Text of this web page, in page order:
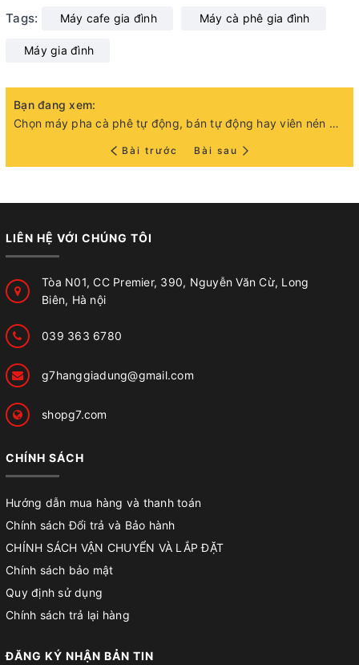
Tags: Máy cafe gia đình Máy cà phê gia đình
Máy gia đình
Bạn đang xem:
Chọn máy pha cà phê tự động, bán tự động hay viên nén dùng trong gia đình
Bài trước Bài sau
LIÊN HỆ VỚI CHÚNG TÔI
Tòa N01, CC Premier, 390, Nguyễn Văn Cừ, Long
Biên, Hà nội
039 363 6780
g7hanggiadung@gmail.com
shopg7.com
CHÍNH SÁCH
Hướng dẫn mua hàng và thanh toán
Chính sách Đổi trả và Bảo hành
CHÍNH SÁCH VẬN CHUYỂN VÀ LẮP ĐẶT
Chính sách bảo mật
Quy định sử dụng
Chính sách trả lại hàng
ĐĂNG KÝ NHẬN BẢN TIN